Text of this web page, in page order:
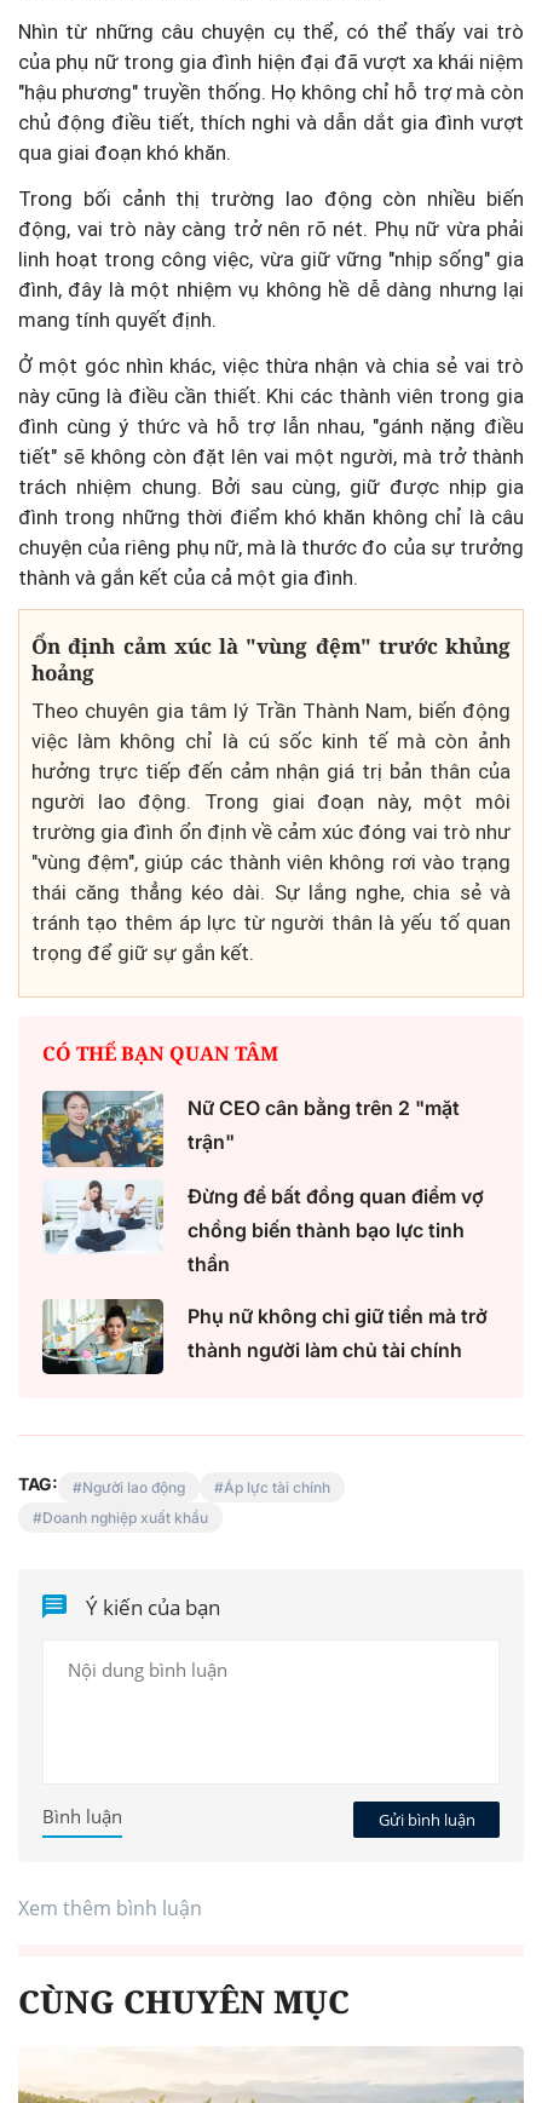
Nhìn từ những câu chuyện cụ thể, có thể thấy vai trò
của phụ nữ trong gia đình hiện đại đã vượt xa khái niệm
"hậu phương" truyền thống. Họ không chỉ hỗ trợ mà còn
chủ động điều tiết, thích nghi và dẫn dắt gia đình vượt
qua giai đoạn khó khăn.
Trong bối cảnh thị trường lao động còn nhiều biến
động, vai trò này càng trở nên rõ nét. Phụ nữ vừa phải
linh hoạt trong công việc, vừa giữ vững "nhịp sống" gia
đình, đây là một nhiệm vụ không hề dễ dàng nhưng lại
mang tính quyết định.
Ở một góc nhìn khác, việc thừa nhận và chia sẻ vai trò
này cũng là điều cần thiết. Khi các thành viên trong gia
đình cùng ý thức và hỗ trợ lẫn nhau, "gánh nặng điều
tiết" sẽ không còn đặt lên vai một người, mà trở thành
trách nhiệm chung. Bởi sau cùng, giữ được nhịp gia
đình trong những thời điểm khó khăn không chỉ là câu
chuyện của riêng phụ nữ, mà là thước đo của sự trưởng
thành và gắn kết của cả một gia đình.
Ổn định cảm xúc là "vùng đệm" trước khủng
hoảng
Theo chuyên gia tâm lý Trần Thành Nam, biến động
việc làm không chỉ là cú sốc kinh tế mà còn ảnh
hưởng trực tiếp đến cảm nhận giá trị bản thân của
người lao động. Trong giai đoạn này, một môi
trường gia đình ổn định về cảm xúc đóng vai trò như
"vùng đệm", giúp các thành viên không rơi vào trạng
thái căng thẳng kéo dài. Sự lắng nghe, chia sẻ và
tránh tạo thêm áp lực từ người thân là yếu tố quan
trọng để giữ sự gắn kết.
CÓ THỂ BẠN QUAN TÂM
Nữ CEO cân bằng trên 2 "mặt
trận"
Đừng để bất đồng quan điểm vợ
chồng biến thành bạo lực tinh
thần
Phụ nữ không chỉ giữ tiền mà trở
thành người làm chủ tài chính
TAG: Người lao động
Áp lực tài chính
Doanh nghiệp xuất khẩu
Ý kiến của bạn
Gửi bình luận
Bình luận
Xem thêm bình luận
CÙNG CHUYÊN MỤC